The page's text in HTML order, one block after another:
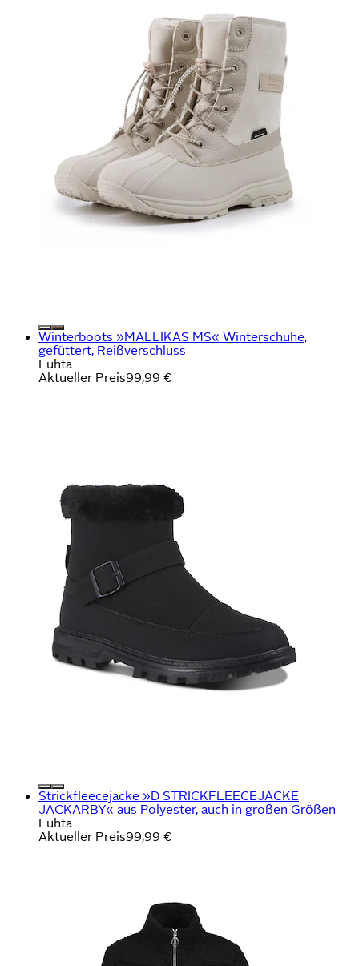
Winterboots »MALLIKAS MS« Winterschuhe,
gefüttert, Reißverschluss
Luhta
Aktueller Preis99,99 €
Strickfleecejacke »D STRICKFLEECEJACKE
JACKARBY« aus Polyester, auch in großen Größen
Luhta
Aktueller Preis99,99 €